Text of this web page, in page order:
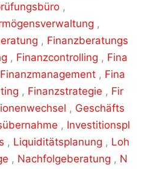
,
,
, Finanzberatungs
, Finanzcontrolling , Fina
Finanzmanagement , Fina
, Finanzstrategie , Fir
, Geschäfts
, Investitionspl
, Liquiditätsplanung , Loh
, Nachfolgeberatung , N